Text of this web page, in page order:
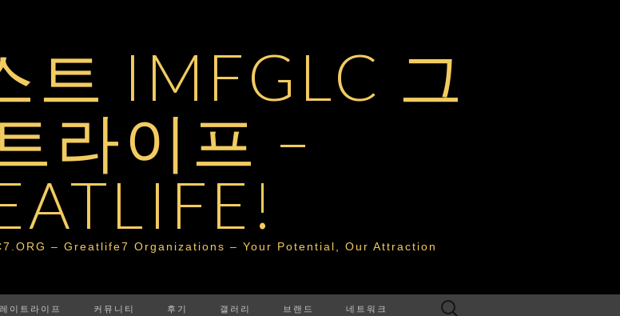
트 IMFGLC 그
라이프 –
– Greatlife7 Organizations – Your Potential, Our Attraction
이트라이프 커뮤니티 후기 갤러리 브랜드 네트워크
다